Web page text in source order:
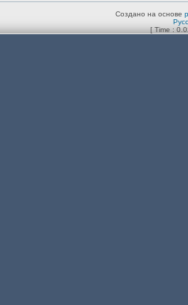
Создано на основе
[ Time :